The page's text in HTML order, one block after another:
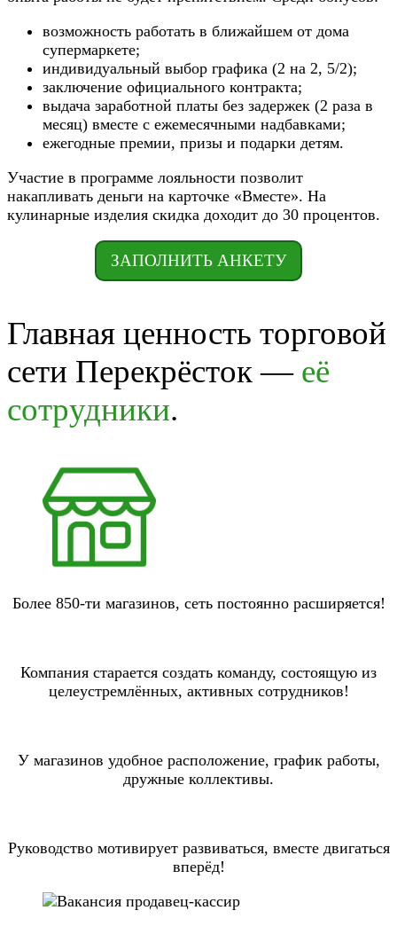
возможность работать в ближайшем от дома
супермаркете;
индивидуальный выбор графика (2 на 2, 5/2);
заключение официального контракта;
выдача заработной платы без задержек (2 раза в
месяц) вместе с ежемесячными надбавками;
ежегодные премии, призы и подарки детям.
Участие в программе лояльности позволит
накапливать деньги на карточке «Вместе». На
кулинарные изделия скидка доходит до 30 процентов.
ЗАПОЛНИТЬ АНКЕТУ
Главная ценность торговой
сети Перекрёсток — её
сотрудники.
Более 850-ти магазинов, сеть постоянно расширяется!
Компания старается создать команду, состоящую из
целеустремлённых, активных сотрудников!
У магазинов удобное расположение, график работы,
дружные коллективы.
Руководство мотивирует развиваться, вместе двигаться
вперёд!